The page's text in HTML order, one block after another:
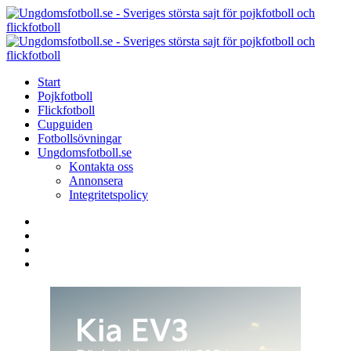
Menu
Search
Menu
Start
Pojkfotboll
Flickfotboll
Cupguiden
Fotbollsövningar
Ungdomsfotboll.se
Kontakta oss
Annonsera
Integritetspolicy